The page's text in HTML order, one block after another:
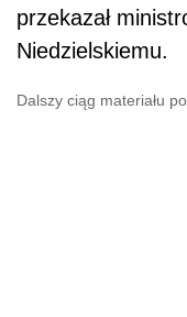
przekazał
Niedzielskiemu.
Dalszy ciąg materiału